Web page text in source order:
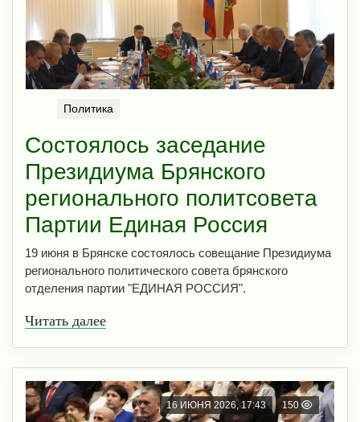
Политика
Состоялось заседание
Президиума Брянского
регионального политсовета
Партии Единая Россия
19 июня в Брянске состоялось совещание Президиума
регионального политического совета брянского
отделения партии "ЕДИНАЯ РОССИЯ".
Читать далее
16 ИЮНЯ 2026, 17:43 150